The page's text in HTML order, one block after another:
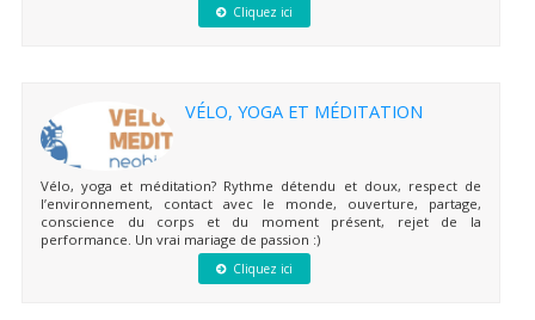
Cliquez ici
VÉLO, YOGA ET MÉDITATION
Vélo, yoga et méditation? Rythme détendu et doux, respect de
l’environnement, contact avec le monde, ouverture, partage,
conscience du corps et du moment présent, rejet de la
performance. Un vrai mariage de passion :)
Cliquez ici